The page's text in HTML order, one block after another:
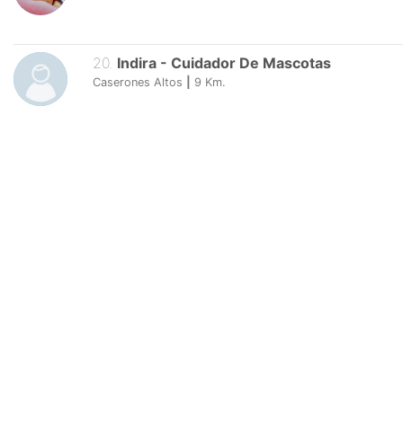
20. Indira - Cuidador De Mascotas
Caserones Altos 9 Km.